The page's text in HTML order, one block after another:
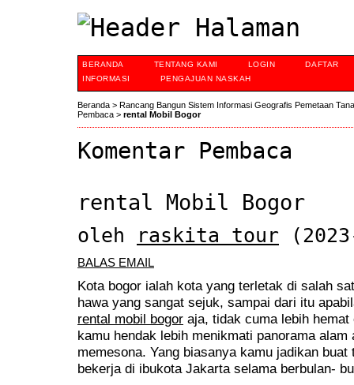
BERANDA TENTANG KAMI LOGIN
DAFTAR
INFORMASI
PENGAJUAN NASKAH
Beranda > Rancang Bangun Sistem Informasi Geografis Pemetaan
Pembaca > rental Mobil Bogor
Komentar Pembaca
rental Mobil Bogor
oleh raskita tour
BALAS EMAIL
Kota bogor ialah kota yang terletak di salah
hawa yang sangat sejuk, sampai dari itu
rental mobil bogor aja, tidak cuma lebih
kamu hendak lebih menikmati panorama
memesona. Yang biasanya kamu jadikan
bekerja di ibukota Jakarta selama berbulan-